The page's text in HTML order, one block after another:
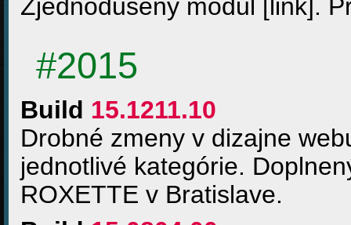
Zjednodušený modul [link].
#2015
Build 15.1211.10
Drobné zmeny v dizajne
jednotlivé kategórie.
ROXETTE v Bratislave.